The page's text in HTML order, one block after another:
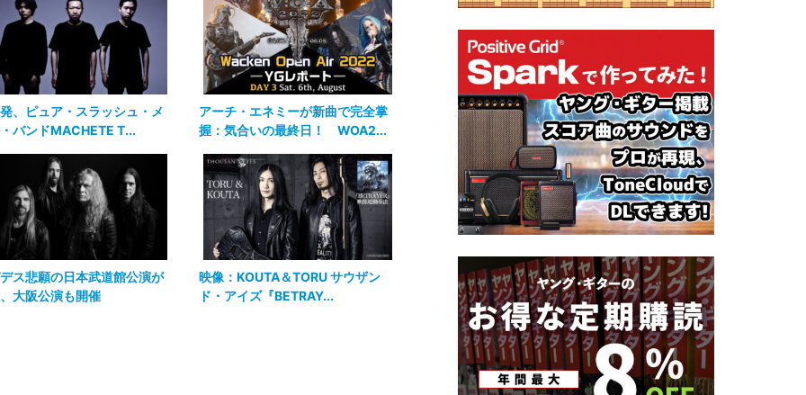
、ピュア・スラッシュ・メ
バンドMACHETE T...
アーチ・エネミーが新曲で完全掌
握：気合いの最終日！ WOA2...
ス悲願の日本武道館公演が
大阪公演も開催
映像：KOUTA＆TORU サウザン
ド・アイズ『BETRAY...